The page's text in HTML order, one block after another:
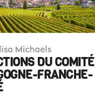
Michaels
DU
FRANCHE-